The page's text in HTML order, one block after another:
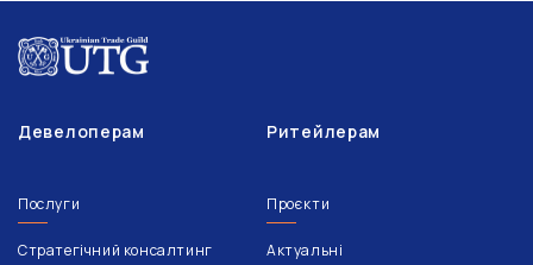
Девелоперам Ритейлерам
Послуги
Стратегічний консалтинг
Проєкти
Актуальні